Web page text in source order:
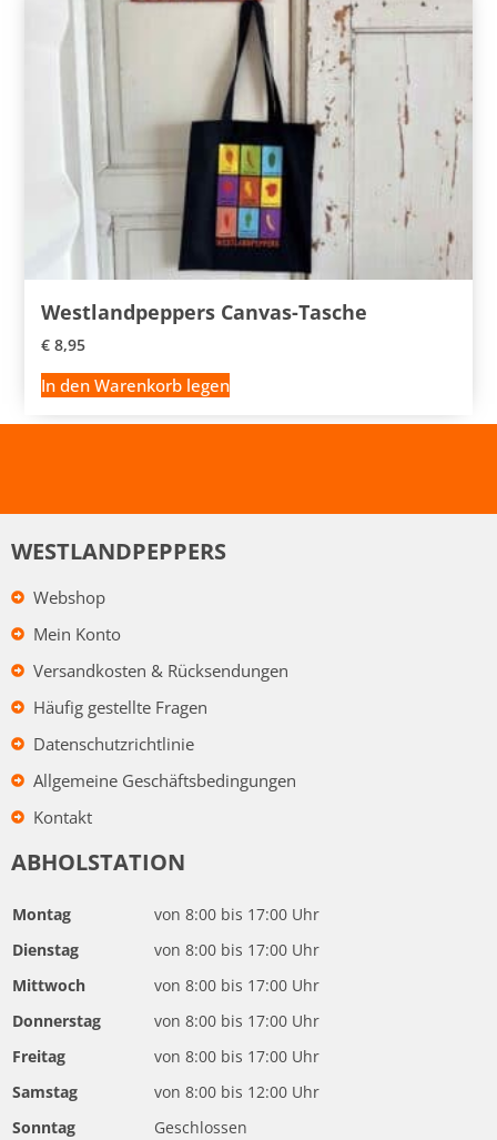
Westlandpeppers Canvas-Tasche
€ 8,95
In den Warenkorb legen
WESTLANDPEPPERS
Webshop
Mein Konto
Versandkosten & Rücksendungen
Häufig gestellte Fragen
Datenschutzrichtlinie
Allgemeine Geschäftsbedingungen
Kontakt
ABHOLSTATION
Montag
von 8:00 bis 17:00 Uhr
Dienstag
von 8:00 bis 17:00 Uhr
Mittwoch
von 8:00 bis 17:00 Uhr
Donnerstag
von 8:00 bis 17:00 Uhr
Freitag
von 8:00 bis 17:00 Uhr
Samstag
von 8:00 bis 12:00 Uhr
Sonntag
Geschlossen